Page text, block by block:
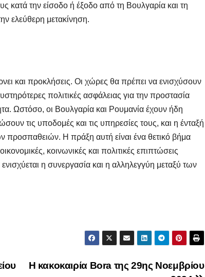
κατά την είσοδο ή έξοδο από τη Βουλγαρία και τη
ελεύθερη μετακίνηση.
και προκλήσεις. Οι χώρες θα πρέπει να ενισχύσουν
πολιτικές ασφάλειας για την προστασία
Ωστόσο, οι Βουλγαρία και Ρουμανία έχουν ήδη
τις υποδομές και τις υπηρεσίες τους, και η ένταξή
προσπαθειών. Η πράξη αυτή είναι ένα θετικό βήμα
κοινωνικές και πολιτικές επιπτώσεις
η συνεργασία και η αλληλεγγύη μεταξύ των
Η κακοκαιρία Bora της 29ης Νοεμβρίου